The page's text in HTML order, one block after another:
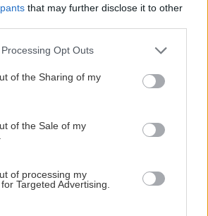
that may further disclose it to other
Opt Outs
of the Sharing of my
of the Sale of my
of processing my
Targeted Advertising.
ΕΝΦΙΑ, η οποία κοινοποιείται στον
που η αίτηση απορριφθεί,
της αρμόδιας υπηρεσίας
στον υπόχρεο.
όλα αυξάνονται και ο μισθός
συναγερμό Αττική και Κρήτη –
και ισραηλινούς